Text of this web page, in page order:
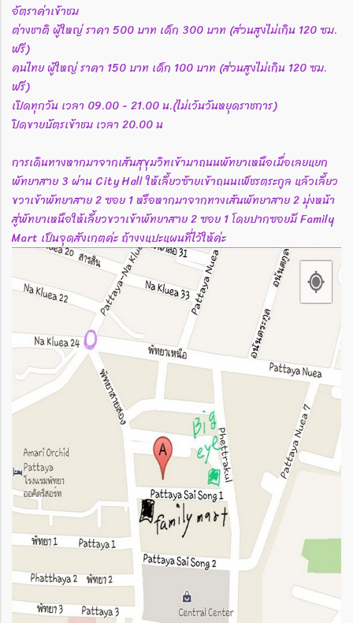
อัตราค่าเข้าชม
ต่างชาติ ผู้ใหญ่ ราคา 500 บาท เด็ก 300 บาท (ส่วนสูงไม่เกิน 120 ซม.
ฟรี)
คนไทย ผู้ใหญ่ ราคา 150 บาท เด็ก 100 บาท (ส่วนสูงไม่เกิน 120 ซม.
ฟรี)
เปิดทุกวัน เวลา 09.00 - 21.00 น.(ไม่เว้นวันหยุดราชการ)
ปิดขายบัตรเข้าชม เวลา 20.00 น
การเดินทางหากมาจากเส้นสุขุมวิทเข้ามาถนนพัทยาเหนือเมื่อเลยแยก
พัทยาสาย 3 ผ่าน City Hall ให้เลี้ยวซ้ายเข้าถนนเพ็ชรตระกูล แล้วเลี้ยว
ขวาเข้าพัทยาสาย 2 ซอย 1 หรือหากมาจากทางเส้นพัทยาสาย 2 มุ่งหน้า
สู่พัทยาเหนือให้เลี้ยวขวาเข้าพัทยาสาย 2 ซอย 1 โดยปากซอยมี Family
Mart เป็นจุดสังเกตค่ะ ถ้างงแปะแผนที่ไว้ให้ค่ะ